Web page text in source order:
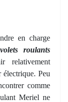
en charge
volets roulants
relativement
Peu
comme
Meriel ne